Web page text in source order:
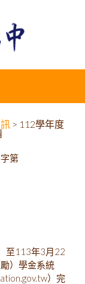
> 112學年度
第
至113年3月22
）學金系統
）完